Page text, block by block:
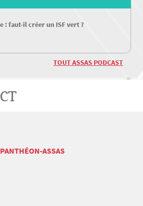
: faut-il créer un ISF vert ?
TOUT ASSAS PODCAST
ASSAS